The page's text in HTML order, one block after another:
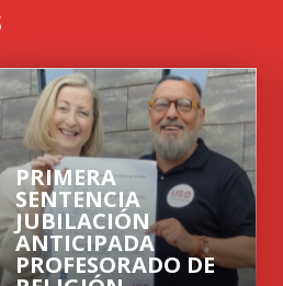
PRIMERA
SENTENCIA
JUBILACIÓN
ANTICIPADA
PROFESORADO DE